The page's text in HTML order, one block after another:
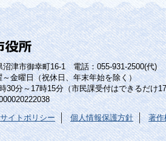
津市御幸町16-1 電話：055-931-2500(代)
金曜日（祝休日、年末年始を除く）
30分～17時15分（市民課受付はできるだけ
サイトポリシー 個人情報保護方針 著作